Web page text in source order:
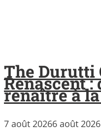
The Durutti
Renascent :
renaître à
7 août 20266 août 2026